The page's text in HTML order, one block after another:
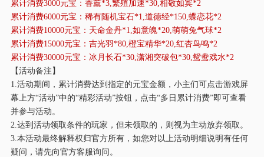
累计消费3000元宝：香薰*3,繁殖加速*30,相敬如宾*2
累计消费6000元宝：稀有随机宝石*1,道德经*150,蝶恋花*2
累计消费10000元宝：天命金丹*1,如意魄*20,萌萌兔气球*2
累计消费15000元宝：吉光羽*80,橙宝精华*20,红杏鸟鸣*2
累计消费30000元宝：冰月长石*30,潇湘突破包*30,鸳鸯戏水*2
【活动备注】
1.活动期间，累计消费达到指定的元宝金额，小主们可点击游戏屏
幕上方“活动”中的“精彩活动”按钮，点击“多日累计消费”即可查看
并参与活动。
2.达到活动领取条件的玩家，但未领取的，则视为主动放弃领取。
3.本活动最终解释权归官方所有，如您对以上活动明细说明有任何
疑问，请先向官方客服询问。